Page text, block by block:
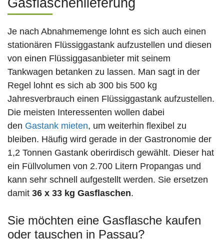
Gasflaschenlieferung
Je nach Abnahmemenge lohnt es sich auch einen
stationären Flüssiggastank aufzustellen und diesen
von einen Flüssiggasanbieter mit seinem
Tankwagen betanken zu lassen. Man sagt in der
Regel lohnt es sich ab 300 bis 500 kg
Jahresverbrauch einen Flüssiggastank aufzustellen.
Die meisten Interessenten wollen dabei
den Gastank mieten, um weiterhin flexibel zu
bleiben. Häufig wird gerade in der Gastronomie der
1,2 Tonnen Gastank oberirdisch gewählt. Dieser hat
ein Füllvolumen von 2.700 Litern Propangas und
kann sehr schnell aufgestellt werden. Sie ersetzen
damit 36 x 33 kg Gasflaschen.
Sie möchten eine Gasflasche kaufen
oder tauschen in Passau?